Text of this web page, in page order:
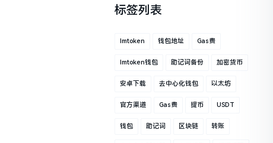
标签列表
Imtoken 钱包地址 Gas费
Imtoken钱包 助记词备份 加密货币
安卓下载 去中心化钱包 以太坊
官方渠道 Gas费 提币 USDT
钱包 助记词 区块链 转账